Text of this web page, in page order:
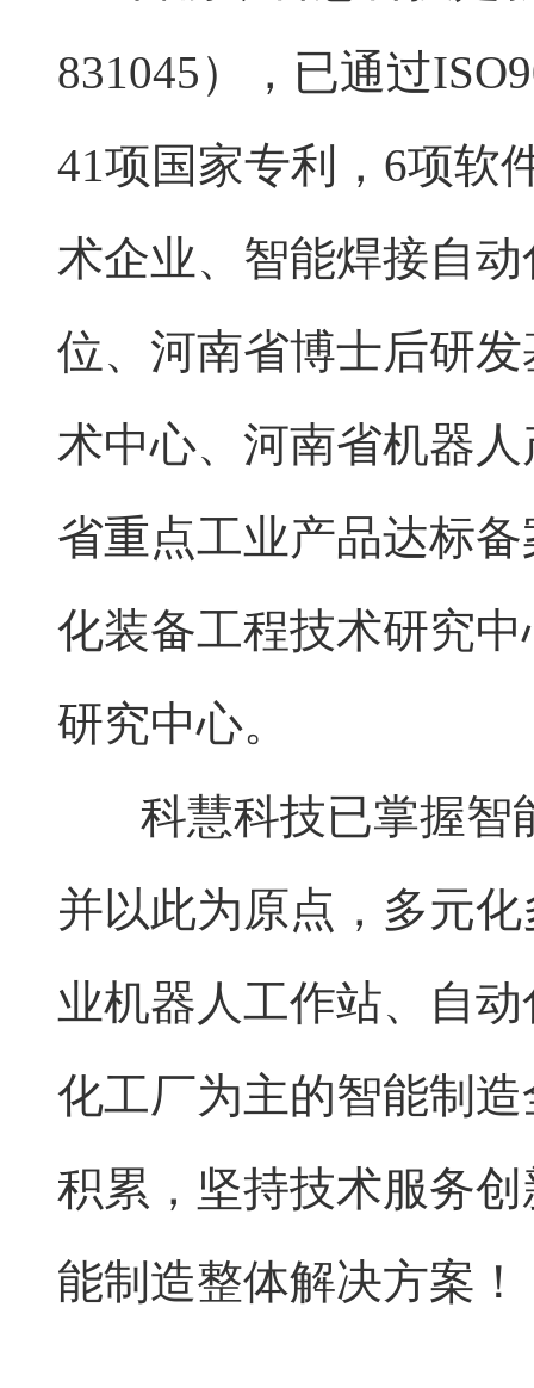
831045），已通过
41项国家专利，6项软
术企业、智能焊接自
位、河南省博士后研
术中心、河南省机器
省重点工业产品达标
化装备工程技术研究
研究中心。
科慧科技已掌握智
并以此为原点，多元
业机器人工作站、自
化工厂为主的智能制
积累，坚持技术服务
能制造整体解决方案！